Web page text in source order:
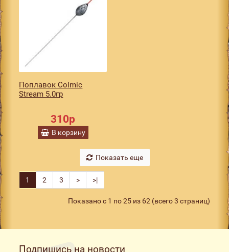
Поплавок Colmic
Stream 5.0гр
310р
В корзину
Показать еще
1 2 3 > >|
Показано с 1 по 25 из 62 (всего 3 страниц)
Подпишись на новости